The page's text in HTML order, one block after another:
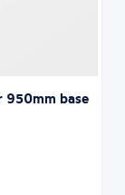
950mm base